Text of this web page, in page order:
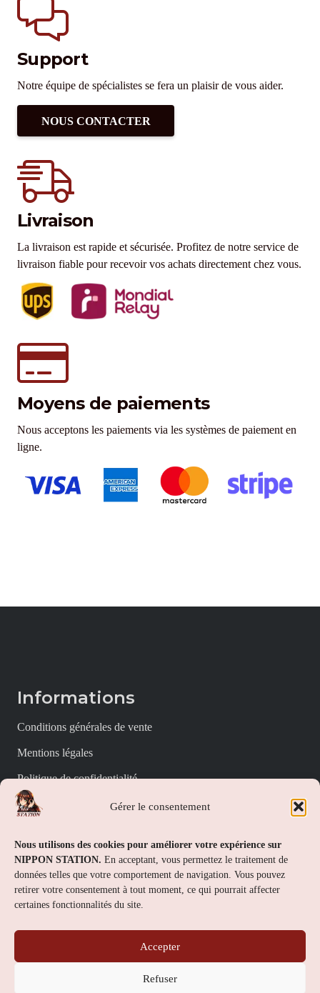
Gérer le consentement
Nous utilisons des cookies pour améliorer votre expérience sur
NIPPON STATION. En acceptant, vous permettez le traitement de
données telles que votre comportement de navigation. Vous pouvez
retirer votre consentement à tout moment, ce qui pourrait affecter
certaines fonctionnalités du site.
Accepter
Refuser
Support
Notre équipe de spécialistes se fera un plaisir de vous aider.
NOUS CONTACTER
Livraison
La livraison est rapide et sécurisée. Profitez de notre service de
livraison fiable pour recevoir vos achats directement chez vous.
Moyens de paiements
Nous acceptons les paiements via les systèmes de paiement en
ligne.
Informations
Conditions générales de vente
Mentions légales
Politique de confidentialité
Politique de cookies (UE)
Nippon Station
À propos
FAQs
Contact